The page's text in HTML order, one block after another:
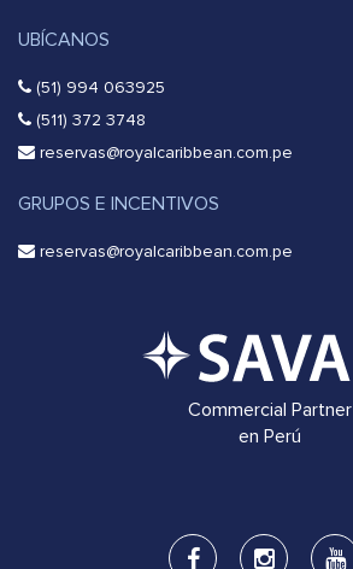
UBÍCANOS
(51) 994 063925
(511) 372 3748
reservas@royalcaribbean.com.pe
GRUPOS E INCENTIVOS
reservas@royalcaribbean.com.pe
Commercial Partner
en Perú